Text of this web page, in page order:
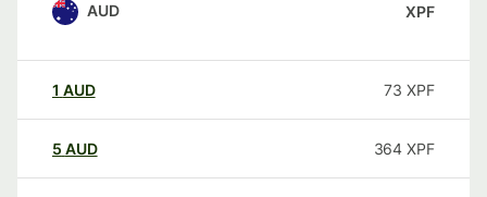
AUD XPF
1 AUD 73 XPF
5 AUD 364 XPF